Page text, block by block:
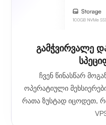
გამჭვირვალე
ჩვენ წინასწარ
ოპერატიული
რათა ზუსტად იცოდეთ,